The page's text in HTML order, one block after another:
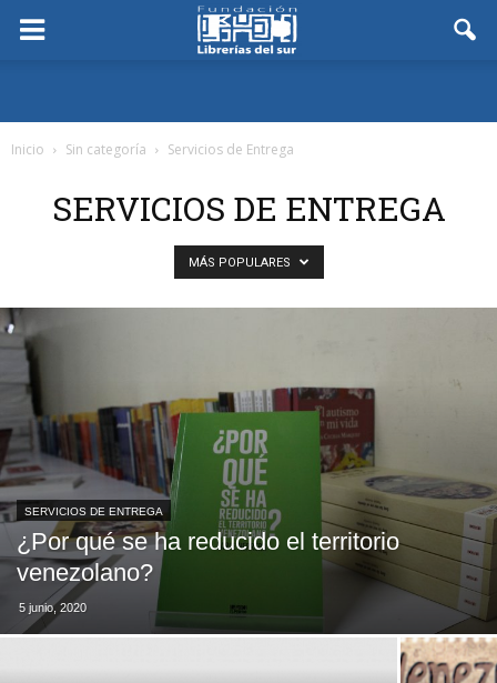
Inicio Sin categoría Servicios de Entrega
SERVICIOS DE ENTREGA
MÁS POPULARES
SERVICIOS DE ENTREGA
¿Por qué se ha reducido el territorio
venezolano?
5 junio, 2020